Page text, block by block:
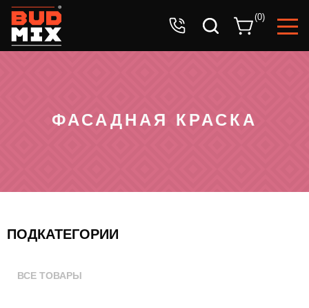
(0)
Ожидайте звонка оператора.
ФАСАДНАЯ КРАСКА
ПОДКАТЕГОРИИ
ВСЕ ТОВАРЫ